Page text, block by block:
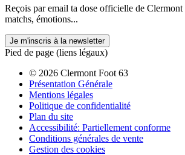
Reçois par email ta dose officielle de Clermont
matchs, émotions...
Je m'inscris à la newsletter
Pied de page (liens légaux)
© 2026 Clermont Foot 63
Présentation Générale
Mentions légales
Politique de confidentialité
Plan du site
Accessibilité: Partiellement conforme
Conditions générales de vente
Gestion des cookies